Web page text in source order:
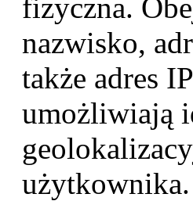
fizyczna.
nazwisko,
także adres
umożliwiają
użytkownika.